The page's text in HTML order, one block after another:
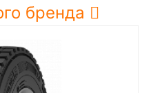
бренда